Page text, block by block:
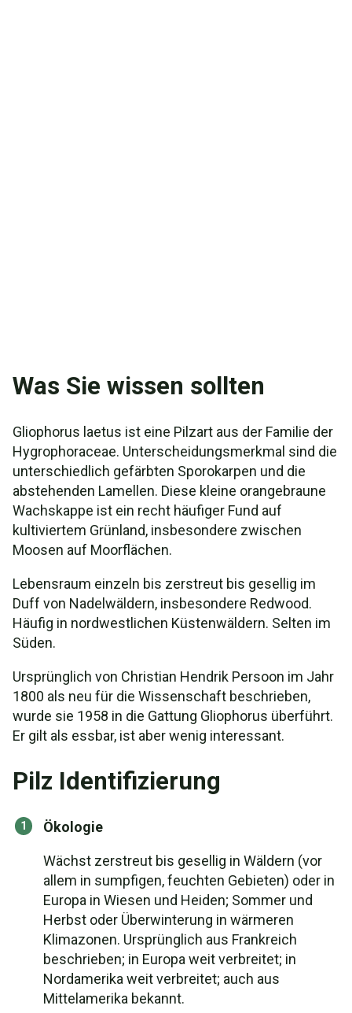
Was Sie wissen sollten
Gliophorus laetus ist eine Pilzart aus der Familie der
Hygrophoraceae. Unterscheidungsmerkmal sind die
unterschiedlich gefärbten Sporokarpen und die
abstehenden Lamellen. Diese kleine orangebraune
Wachskappe ist ein recht häufiger Fund auf
kultiviertem Grünland, insbesondere zwischen
Moosen auf Moorflächen.
Lebensraum einzeln bis zerstreut bis gesellig im
Duff von Nadelwäldern, insbesondere Redwood.
Häufig in nordwestlichen Küstenwäldern. Selten im
Süden.
Ursprünglich von Christian Hendrik Persoon im Jahr
1800 als neu für die Wissenschaft beschrieben,
wurde sie 1958 in die Gattung Gliophorus überführt.
Er gilt als essbar, ist aber wenig interessant.
Pilz Identifizierung
Ökologie
Wächst zerstreut bis gesellig in Wäldern (vor
allem in sumpfigen, feuchten Gebieten) oder in
Europa in Wiesen und Heiden; Sommer und
Herbst oder Überwinterung in wärmeren
Klimazonen. Ursprünglich aus Frankreich
beschrieben; in Europa weit verbreitet; in
Nordamerika weit verbreitet; auch aus
Mittelamerika bekannt.